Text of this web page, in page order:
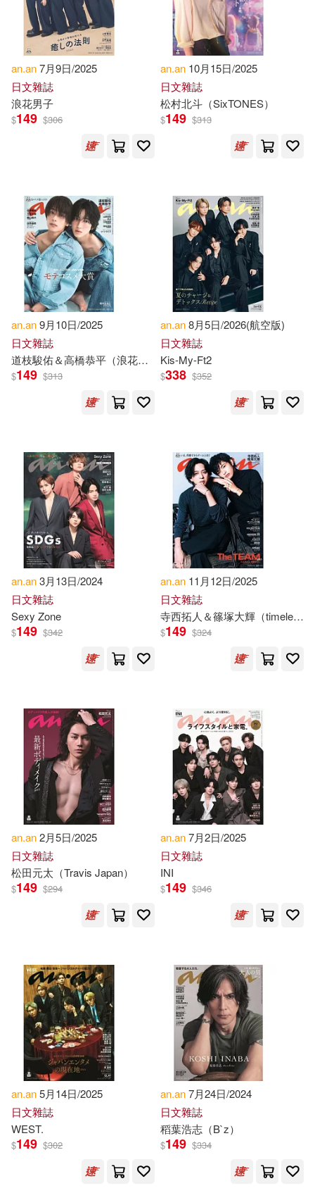
Ra’anan S. (EDT)/ Herrmann(1)
Ra’anan S. (EDT)/ Jassen(1)
Ra’anan S. (EDT)/ Kosansky(1)
Riggs(1) Robert (FRW)(1)
Roberta/ Karacsony(1)
Ruth(1) Ruth/ Turnkington(1)
Sandor/ Anan(1) Shichun(1)
Shuttlewood(1)
Stephan Samir(1)
T&#7883;nh Khong(1) Tal(1)
Tello(1) Theodora O.(1)
Thierry(1)
Uri (EDT)(1)
Vannak Anan/ Pederick(1)
William (CON)/ Berkowitz(1)
William A./ Dalie(1)
William Craft (EDT)/ Anan’Ich(1)
Wizi(1) Yasmine(1)
Yurii A.(1)
anan(1) しいたけ.(1)
フレッシュ・ゴードン(1)
an.an7月9日/2025
日文雜誌
浪花男子
$149 $306
an.an 10月15日/2025
日文雜誌
松村北斗（SixTONES）
$149 $313
an.an9月10日/2025
日文雜誌
道枝駿佑＆高橋恭平（浪花男子）
$149 $313
an.an8月5日/2026(航空版)
日文雜誌
Kis-My-Ft2
$338 $352
an.an3月13日/2024
日文雜誌
Sexy Zone
$149 $342
an.an 11月12日/2025
日文雜誌
寺西拓人＆篠塚大輝（timelesz）
$149 $324
an.an2月5日/2025
日文雜誌
松田元太（Travis Japan）
$149 $294
an.an7月2日/2025
日文雜誌
INI
$149 $346
an.an5月14日/2025
日文雜誌
WEST.
$149 $302
an.an7月24日/2024
日文雜誌
稻葉浩志（B`z）
$149 $334